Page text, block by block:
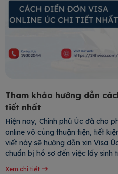
Tham khảo hướng dẫn
tiết nhất
Hiện nay, Chính phủ Úc đã cho
online vô cùng thuận tiện, tiết
viết này sẽ hướng dẫn xin Visa
chuẩn bị hồ sơ đến việc lấy sinh
chóng có được tấm “vé thông
Xem chi tiết